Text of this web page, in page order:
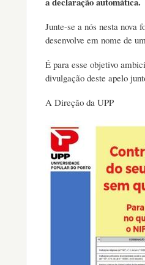
Junte-se a nós nesta nova
desenvolve em nome de
É para esse objetivo
divulgação deste apelo
A Direção da UPP